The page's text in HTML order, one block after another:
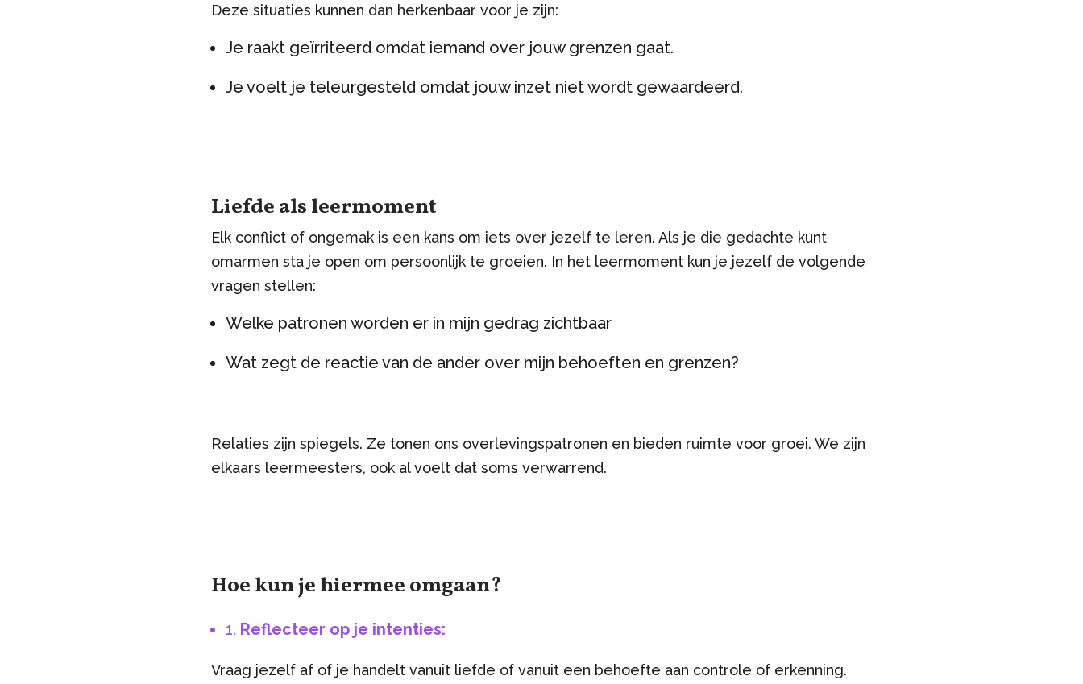
Deze situaties kunnen dan herkenbaar voor je zijn:
Je raakt geïrriteerd omdat iemand over jouw grenzen gaat.
Je voelt je teleurgesteld omdat jouw inzet niet wordt gewaardeerd.
Liefde als leermoment
Elk conflict of ongemak is een kans om iets over jezelf te leren. Als je die gedachte kunt
omarmen sta je open om persoonlijk te groeien. In het leermoment kun je jezelf de volgende
vragen stellen:
Welke patronen worden er in mijn gedrag zichtbaar
Wat zegt de reactie van de ander over mijn behoeften en grenzen?
Relaties zijn spiegels. Ze tonen ons overlevingspatronen en bieden ruimte voor groei. We zijn
elkaars leermeesters, ook al voelt dat soms verwarrend.
Hoe kun je hiermee omgaan?
1. Reflecteer op je intenties:
Vraag jezelf af of je handelt vanuit liefde of vanuit een behoefte aan controle of erkenning.